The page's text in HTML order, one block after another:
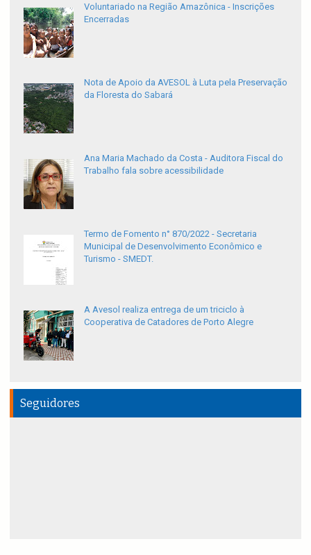
Voluntariado na Região Amazônica - Inscrições
Encerradas
Nota de Apoio da AVESOL à Luta pela Preservação
da Floresta do Sabará
Ana Maria Machado da Costa - Auditora Fiscal do
Trabalho fala sobre acessibilidade
Termo de Fomento n° 870/2022 - Secretaria
Municipal de Desenvolvimento Econômico e
Turismo - SMEDT.
A Avesol realiza entrega de um triciclo à
Cooperativa de Catadores de Porto Alegre
Seguidores